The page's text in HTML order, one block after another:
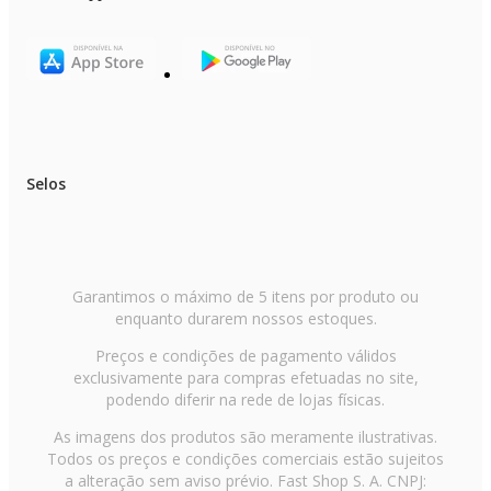
Conexão da Tubulação Líquida (mm): 6,35 (1/4)
Conexão da Tubulação Gás (mm): 9,52 (3/8) + 12,70 (1/2)
Comprimento Máximo da Tubulação (m): 80
Peso Líquido Unidade Externa (kg): 70
Selos
Garantimos o máximo de 5 itens por produto ou
enquanto durarem nossos estoques.
Preços e condições de pagamento válidos
exclusivamente para compras efetuadas no site,
podendo diferir na rede de lojas físicas.
As imagens dos produtos são meramente ilustrativas.
Todos os preços e condições comerciais estão sujeitos
a alteração sem aviso prévio. Fast Shop S. A. CNPJ: